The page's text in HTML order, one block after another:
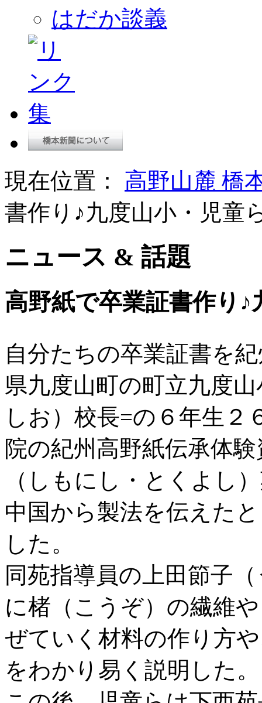
はだか談義
現在位置： 高野山麓 橋
書作り♪九度山小・児童
ニュース & 話題
高野紙で卒業証書作り
自分たちの卒業証書を
県九度山町の町立九度
しお）校長=の６年生２
院の紀州高野紙伝承体
（しもにし・とくよし
中国から製法を伝えた
した。
同苑指導員の上田節子
に楮（こうぞ）の繊維
ぜていく材料の作り方
をわかり易く説明した。